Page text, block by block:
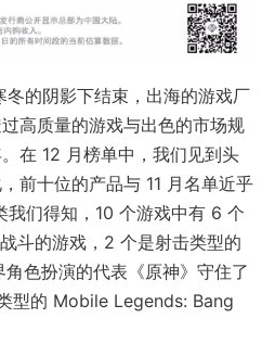
的阴影下结束，出海的游戏厂
高质量的游戏与出色的市场规
在 12 月榜单中，我们见到头
前十位的产品与 11 月名单近乎
我们得知，10 个游戏中有 6 个
斗的游戏，2 个是射击类型的
色扮演的代表《原神》守住了
型的 Mobile Legends: Bang